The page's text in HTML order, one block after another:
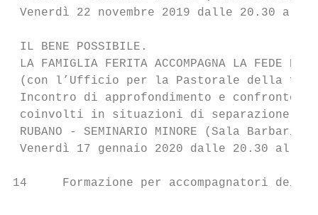
Venerdì 22 novembre 2019 dalle 20.30 alle
IL BENE POSSIBILE.
LA FAMIGLIA FERITA ACCOMPAGNA LA FEDE DEI
(con l’Ufficio per la Pastorale della
Incontro di approfondimento e confronto
coinvolti in situazioni di separazione,
RUBANO - SEMINARIO MINORE (Sala Barbarigo)
Venerdì 17 gennaio 2020 dalle 20.30 alle
14     Formazione per accompagnatori dei